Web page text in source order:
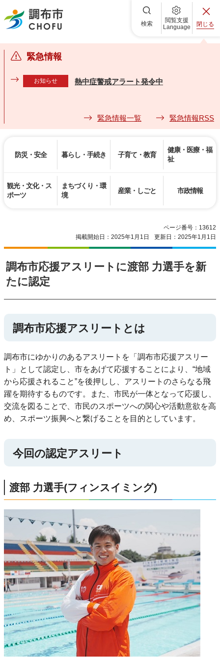
調布市 検索
閲覧支援
Language
閉じる
緊急情報
お知らせ 熱中症警戒アラート発令中
緊急情報一覧 緊急情報RSS
防災・安全 暮らし・手続き 子育て・教育
健康・医療・福
祉
観光・文化・ス
ポーツ
まちづくり・環
境
産業・しごと 市政情報
ページ番号：13612
掲載開始日：2025年1月1日
更新日：2025年1月1日
調布市応援アスリートに渡部 力選手を新
たに認定
調布市応援アスリートとは
調布市にゆかりのあるアスリートを「調布市応援アスリー
ト」として認定し、市をあげて応援することにより、“地域
から応援されること”を後押しし、アスリートのさらなる飛
躍を期待するものです。また、市民が一体となって応援し、
交流を図ることで、市民のスポーツへの関心や活動意欲を高
め、スポーツ振興へと繋げることを目的としています。
今回の認定アスリート
渡部 力選手(フィンスイミング)